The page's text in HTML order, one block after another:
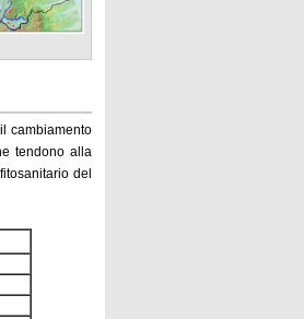
cambiamento
tendono alla
del